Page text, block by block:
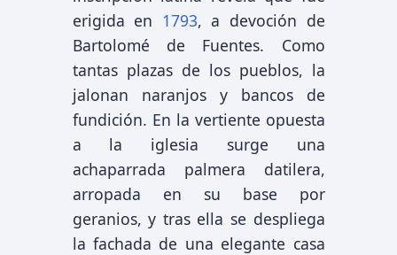
erigida en 1793, a devoción de
Bartolomé de Fuentes. Como
tantas plazas de los pueblos, la
jalonan naranjos y bancos de
fundición. En la vertiente opuesta
a la iglesia surge una
achaparrada palmera datilera,
arropada en su base por
geranios, y tras ella se despliega
la fachada de una elegante casa